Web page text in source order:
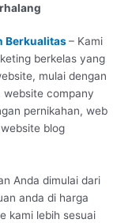
Berkualitas– Kami
berkelas yang
mulai dengan
website company
pernikahan, web
blog
Anda dimulai dari
anda di harga
kami lebih sesuai